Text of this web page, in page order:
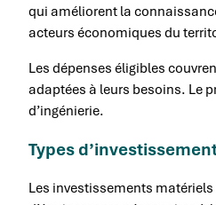
qui améliorent la
acteurs économiques du
Les dépenses éligibles
adaptées à leurs besoins. Le
d’ingénierie.
Types
Les investissements